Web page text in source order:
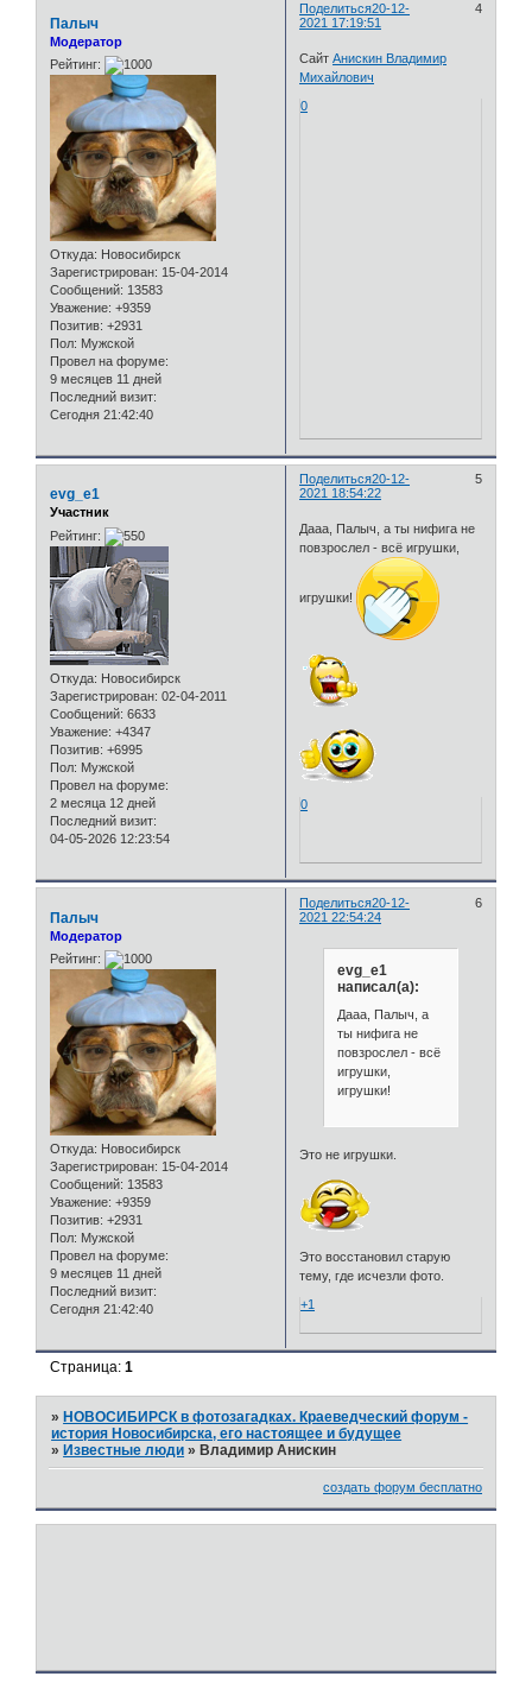
Поделиться 4
20-12-
2021 17:19:51
Палыч
Модератор
Рейтинг:
Откуда: Новосибирск
Зарегистрирован: 15-04-2014
Сообщений: 13583
Уважение: +9359
Позитив: +2931
Пол: Мужской
Провел на форуме:
9 месяцев 11 дней
Последний визит:
Сегодня 21:42:40
СайтАнискин Владимир
Михайлович
0
Поделиться 5
20-12-
2021 18:54:22
evg_e1
Участник
Рейтинг:
Откуда: Новосибирск
Зарегистрирован: 02-04-2011
Сообщений: 6633
Уважение: +4347
Позитив: +6995
Пол: Мужской
Провел на форуме:
2 месяца 12 дней
Последний визит:
04-05-2026 12:23:54
Дааа, Палыч, а ты нифига не
повзрослел - всё игрушки,
игрушки!
0
Поделиться 6
20-12-
2021 22:54:24
Палыч
Модератор
Рейтинг:
Откуда: Новосибирск
Зарегистрирован: 15-04-2014
Сообщений: 13583
Уважение: +9359
Позитив: +2931
Пол: Мужской
Провел на форуме:
9 месяцев 11 дней
Последний визит:
Сегодня 21:42:40
evg_e1
написал(а):
Дааа, Палыч, а
ты нифига не
повзрослел - всё
игрушки,
игрушки!
Это не игрушки.
Это восстановил старую
тему, где исчезли фото.
+1
Страница:1
»НОВОСИБИРСК в фотозагадках. Краеведческий форум -
история Новосибирска, его настоящее и будущее
»Известные люди »Владимир Анискин
создать форум бесплатно